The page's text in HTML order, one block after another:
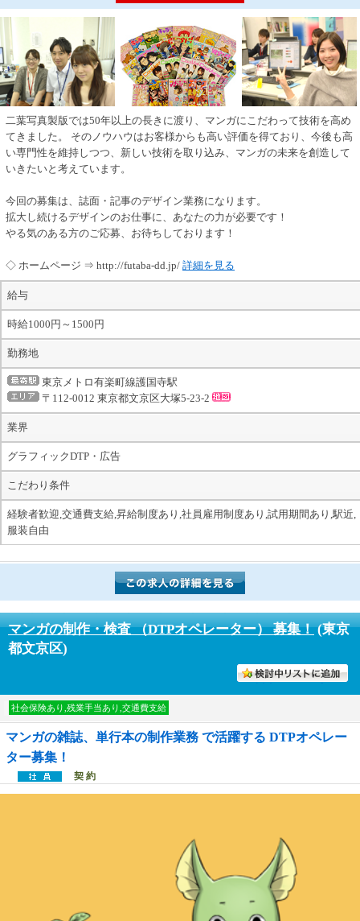
二葉写真製版では50年以上の長きに渡り、マンガにこだわって技術を高め
てきました。 そのノウハウはお客様からも高い評価を得ており、今後も高
い専門性を維持しつつ、新しい技術を取り込み、マンガの未来を創造して
いきたいと考えています。
今回の募集は、誌面・記事のデザイン業務になります。
拡大し続けるデザインのお仕事に、あなたの力が必要です！
やる気のある方のご応募、お待ちしております！
◇ ホームページ ⇒ http://futaba-dd.jp/ 詳細を見る
給与
時給1000円～1500円
勤務地
東京メトロ有楽町線護国寺駅
〒112-0012 東京都文京区大塚5-23-2
業界
グラフィックDTP・広告
こだわり条件
経験者歓迎,交通費支給,昇給制度あり,社員雇用制度あり,試用期間あり,駅近,
服装自由
マンガの制作・検査 （DTPオペレーター） 募集！(東京
都文京区)
討中リストに入れる
社会保険あり,残業手当あり,交通費支給
マンガの雑誌、単行本の制作業務 で活躍する DTPオペレー
ター募集！
契 約